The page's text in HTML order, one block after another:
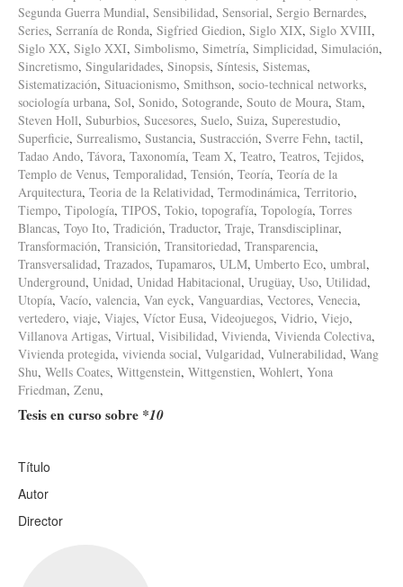
Segunda Guerra Mundial, Sensibilidad, Sensorial, Sergio Bernardes,
Series, Serranía de Ronda, Sigfried Giedion, Siglo XIX, Siglo XVIII,
Siglo XX, Siglo XXI, Simbolismo, Simetría, Simplicidad, Simulación,
Sincretismo, Singularidades, Sinopsis, Síntesis, Sistemas,
Sistematización, Situacionismo, Smithson, socio-technical networks,
sociología urbana, Sol, Sonido, Sotogrande, Souto de Moura, Stam,
Steven Holl, Suburbios, Sucesores, Suelo, Suiza, Superestudio,
Superficie, Surrealismo, Sustancia, Sustracción, Sverre Fehn, tactil,
Tadao Ando, Távora, Taxonomía, Team X, Teatro, Teatros, Tejidos,
Templo de Venus, Temporalidad, Tensión, Teoría, Teoría de la
Arquitectura, Teoria de la Relatividad, Termodinámica, Territorio,
Tiempo, Tipología, TIPOS, Tokio, topografía, Topología, Torres
Blancas, Toyo Ito, Tradición, Traductor, Traje, Transdisciplinar,
Transformación, Transición, Transitoriedad, Transparencia,
Transversalidad, Trazados, Tupamaros, ULM, Umberto Eco, umbral,
Underground, Unidad, Unidad Habitacional, Urugüay, Uso, Utilidad,
Utopía, Vacío, valencia, Van eyck, Vanguardias, Vectores, Venecia,
vertedero, viaje, Viajes, Víctor Eusa, Videojuegos, Vidrio, Viejo,
Villanova Artigas, Virtual, Visibilidad, Vivienda, Vivienda Colectiva,
Vivienda protegida, vivienda social, Vulgaridad, Vulnerabilidad, Wang
Shu, Wells Coates, Wittgenstein, Wittgenstien, Wohlert, Yona
Friedman, Zenu,
Tesis en curso sobre *10
Título
Autor
Director